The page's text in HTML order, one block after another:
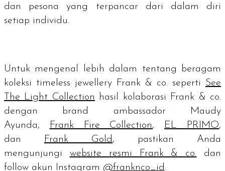
dan pesona yang terpancar dari dalam diri
setiap individu.
Untuk mengenal lebih dalam tentang beragam
koleksi timeless jewellery Frank & co. seperti See
The Light Collection hasil kolaborasi Frank & co.
dengan
brand ambassadorMaudy
Ayunda,
Frank Fire Collection, EL PRIMO,
dan
Frank Gold , pastikan Anda
mengunjungi website resmi Frank & co. dan
follow akun Instagram @franknco_id .